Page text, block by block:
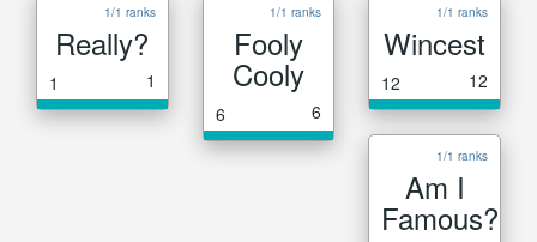
1/1 ranks
Really?
1 1
1/1 ranks
Fooly
Cooly
6 6
1/1 ranks
Wincest
12 12
1/1 ranks
Am I
Famous?